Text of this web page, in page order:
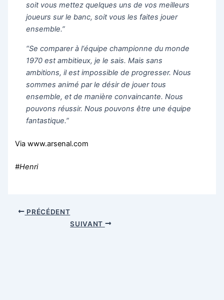
soit vous mettez quelques uns de vos meilleurs
joueurs sur le banc, soit vous les faites jouer
ensemble.”
“Se comparer à l‘équipe championne du monde
1970 est ambitieux, je le sais. Mais sans
ambitions, il est impossible de progresser. Nous
sommes animé par le désir de jouer tous
ensemble, et de manière convaincante. Nous
pouvons réussir. Nous pouvons être une équipe
fantastique.”
Via www.arsenal.com
#Henri
PRÉCÉDENT
SUIVANT